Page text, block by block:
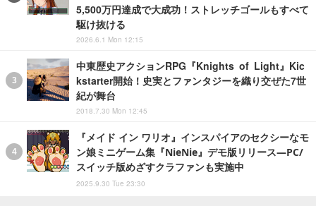
5,500万円達成で大成功！ストレッチゴールもすべて
駆け抜ける
2026.6.1 Mon 12:15
中東歴史アクションRPG『Knights of Light』Kic
kstarter開始！史実とファンタジーを織り交ぜた7世
紀が舞台
2018.7.30 Mon 12:45
『メイド イン ワリオ』インスパイアのセクシーなモ
ン娘ミニゲーム集『NieNie』デモ版リリース―PC/
スイッチ版めざすクラファンも実施中
2025.9.30 Tue 23:30